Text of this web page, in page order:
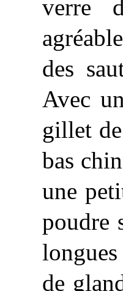
verre
des
Avec
gillet
bas
une
poudre
de